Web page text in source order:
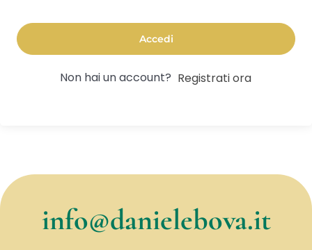
Accedi
Non hai un account? Registrati ora
info@danielebova.it